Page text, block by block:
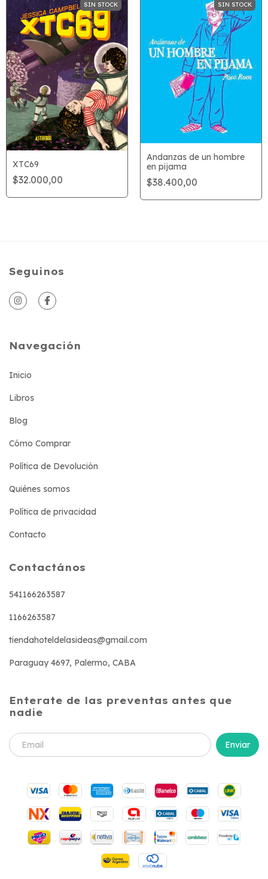
SIN STOCK
XTC69
$32.000,00
SIN STOCK
Andanzas de un hombre
en pijama
$38.400,00
Seguinos
Navegación
Inicio
Libros
Blog
Cómo Comprar
Política de Devolución
Quiénes somos
Política de privacidad
Contacto
Contactános
541166263587
1166263587
tiendahoteldelasideas@gmail.com
Paraguay 4697, Palermo, CABA
Enterate de las preventas antes que
nadie